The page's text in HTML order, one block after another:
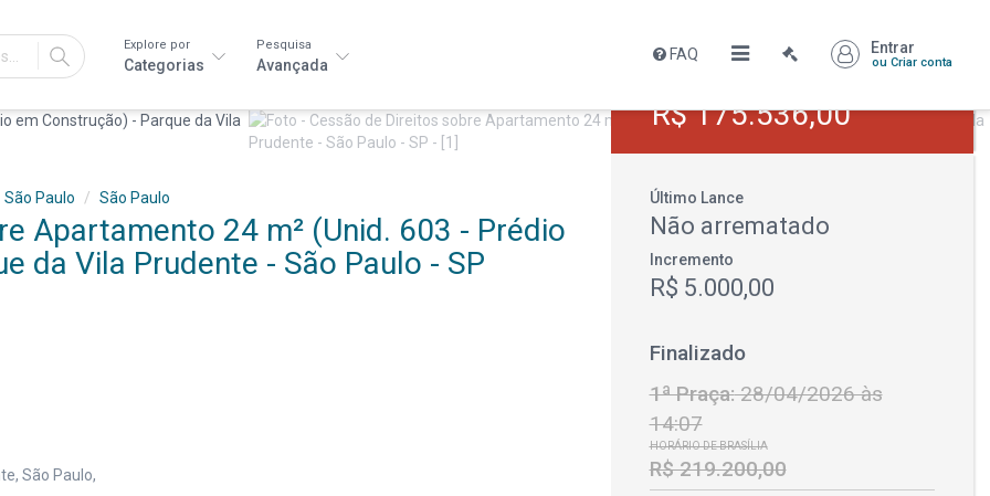
IR
Explore por
Categorias
Pesquisa
Avançada
FAQ Entrar
ou Criar conta
R$ 175.536,00
São Paulo São Paulo
Apartamento 24 m² (Unid. 603 - Prédio
da Vila Prudente - São Paulo - SP
São Paulo,
Último Lance
Não arrematado
Incremento
R$ 5.000,00
Finalizado
1ª Praça:28/04/2026 às
14:07
HORÁRIO DE BRASÍLIA
R$ 219.200,00